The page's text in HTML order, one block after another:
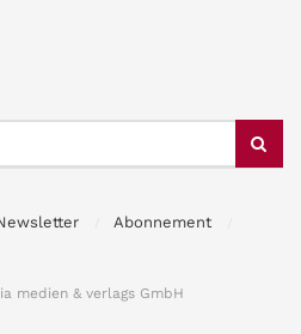
Abonnement
medien & verlags GmbH